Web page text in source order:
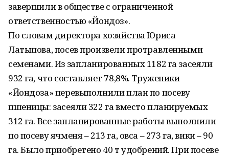
завершили в обществе с ограниченной
ответственностью «Йондоз».
По словам директора хозяйства Юриса
Латыпова, посев произвели протравленными
семенами. Из запланированных 1182 га засеяли
932 га, что составляет 78,8%. Труженики
«Йондоза» перевыполнили план по посеву
пшеницы: засеяли 322 га вместо планируемых
312 га. Все запланированные работы выполнили
по посеву ячменя – 213 га, овса – 273 га, вики – 90
га. Было приобретено 40 т удобрений. При посеве